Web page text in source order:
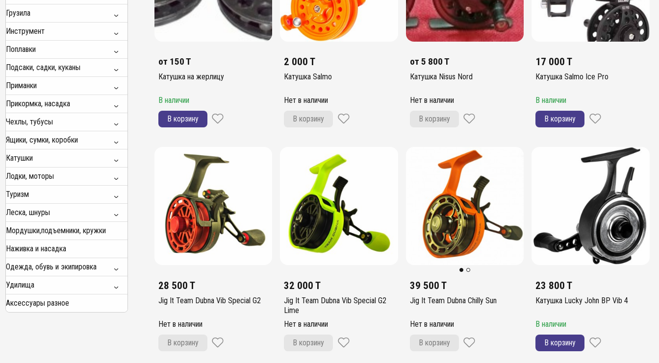
Грузила
Инструмент
Поплавки
Подсаки, садки, куканы
Приманки
Прикормка, насадка
Чехлы, тубусы
Ящики, сумки, коробки
Катушки
Лодки, моторы
Туризм
Леска, шнуры
Мордушки,подъемники, кружки
Наживка и насадка
Одежда, обувь и экипировка
Удилища
Аксессуары разное
от 150 T
Катушка на жерлицу
В наличии
В корзину
2 000 T
Катушка Salmo
Нет в наличии
В корзину
от 5 800 T
Катушка Nisus Nord
Нет в наличии
В корзину
17 000 T
Катушка Salmo Ice Pro
В наличии
В корзину
28 500 T
Jig It Team Dubna Vib Special G2
Нет в наличии
В корзину
32 000 T
Jig It Team Dubna Vib Special G2
Lime
Нет в наличии
В корзину
39 500 T
Jig It Team Dubna Chilly Sun
Нет в наличии
В корзину
23 800 T
Катушка Lucky John BP Vib 4
В наличии
В корзину